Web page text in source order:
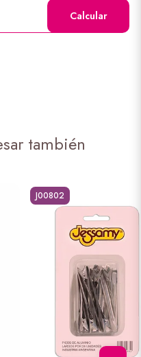
Calcular
también
J00802